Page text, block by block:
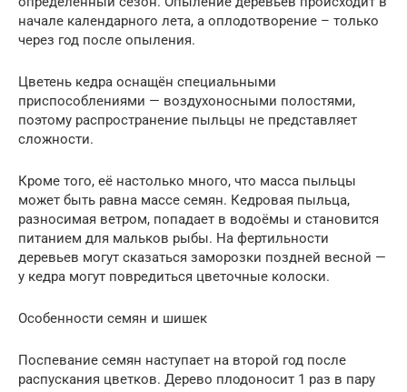
начале календарного лета, а оплодотворение – только
через год после опыления.
Цветень кедра оснащён специальными
приспособлениями — воздухоносными полостями,
поэтому распространение пыльцы не представляет
сложности.
Кроме того, её настолько много, что масса пыльцы
может быть равна массе семян. Кедровая пыльца,
разносимая ветром, попадает в водоёмы и становится
питанием для мальков рыбы. На фертильности
деревьев могут сказаться заморозки поздней весной —
у кедра могут повредиться цветочные колоски.
Особенности семян и шишек
Поспевание семян наступает на второй год после
распускания цветков. Дерево плодоносит 1 раз в пару